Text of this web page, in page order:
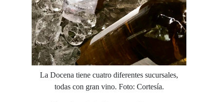
La Docena tiene cuatro diferentes sucursales,
todas con gran vino. Foto: Cortesía.
La virtud de la carta deeste